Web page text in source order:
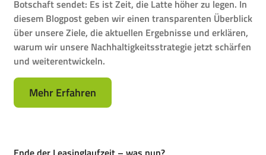
Botschaft sendet: Es ist Zeit, die Latte höher zu legen. In
diesem Blogpost geben wir einen transparenten Überblick
über unsere Ziele, die aktuellen Ergebnisse und erklären,
warum wir unsere Nachhaltigkeitsstrategie jetzt schärfen
und weiterentwickeln.
Mehr Erfahren